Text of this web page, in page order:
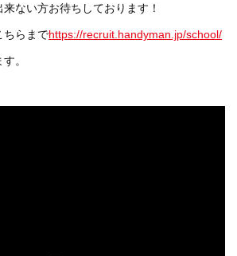
ない方お待ちしております！
ちらまでhttps://recruit.handyman.jp/school/
。